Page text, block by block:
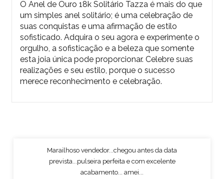
O Anel de Ouro 18k Solitário Tazza é mais do que
um simples anel solitário; é uma celebração de
suas conquistas e uma afirmação de estilo
sofisticado. Adquira o seu agora e experimente o
orgulho, a sofisticação e a beleza que somente
esta joia única pode proporcionar. Celebre suas
realizações e seu estilo, porque o sucesso
merece reconhecimento e celebração.
Marailhoso vendedor...chegou antes da data
prevista...pulseira perfeita e com excelente
acabamento... amei...